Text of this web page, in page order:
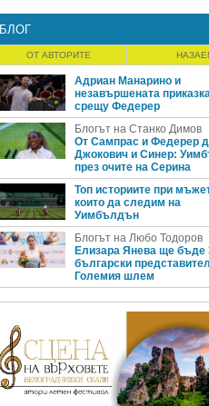
БЛОГ
ОТ АВТОРИТЕ
Адриан Манарино и
незавършената
срещу Федерер
Блогът на Станко Димов
От Сампрас и Федерер
Джокович и Синер:
през очите на Серина
Топ историите при
които да следим на
Уимбълдън
Блогът на Любо Тодоров
Елизара Янева ще бъде
български
Големия шлем